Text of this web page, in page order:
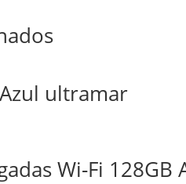
ultramar
Wi-Fi 128GB